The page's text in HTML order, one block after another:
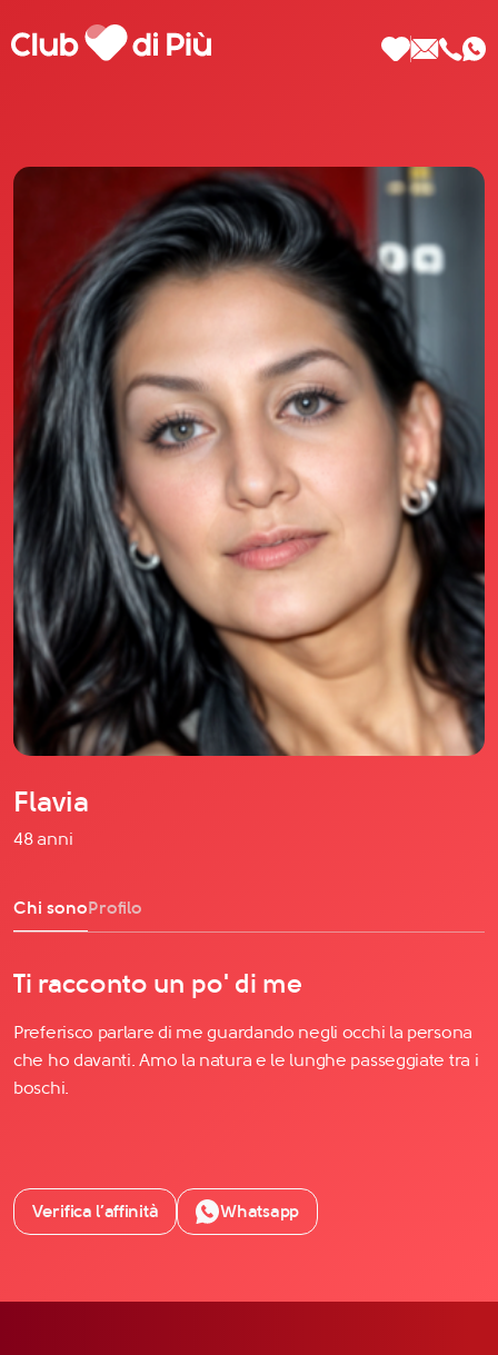
Scopri Club di Più
Le testimonianze Club di Più
La fondatrice Valeria Pilla
Annunci Donne
Agenzia matrimoniale Club di Più
Love Notebook
Il libro Donna di Cuori
Quanto costa Club di Più
Love Academy
Domande Frequenti
Impegno Sociale
Le nostre sedi
Facebook
YouTube
Instagram
TikTok
Flavia
48 anni
Chi sonoProfilo
Ti racconto un po' di me
Preferisco parlare di me guardando negli occhi la persona
che ho davanti. Amo la natura e le lunghe passeggiate tra i
boschi.
Verifica l’affinità Whatsapp